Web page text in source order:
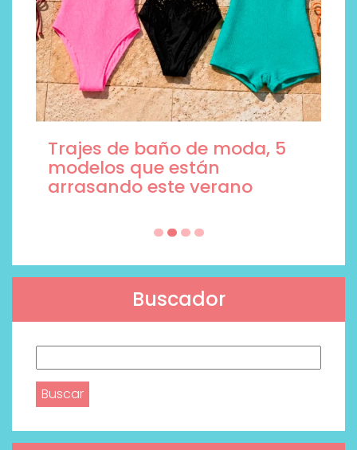
Trajes de baño de moda, 5
modelos que están
arrasando este verano
Buscador